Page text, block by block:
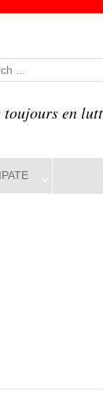
toujours en